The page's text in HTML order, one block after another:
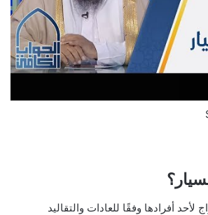
لأحد أفرادها وفقًا للعادات والتقاليد